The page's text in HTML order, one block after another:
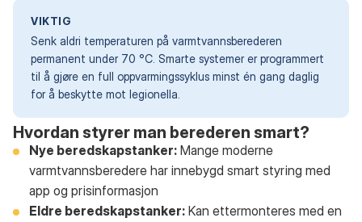
VIKTIG
Senk aldri temperaturen på varmtvannsberederen
permanent under 70 °C. Smarte systemer er programmert
til å gjøre en full oppvarmingssyklus minst én gang daglig
for å beskytte mot legionella.
Hvordan styrer man berederen smart?
Nye beredskapstanker: Mange moderne
varmtvannsberedere har innebygd smart styring med
app og prisinformasjon
Eldre beredskapstanker: Kan ettermonteres med en